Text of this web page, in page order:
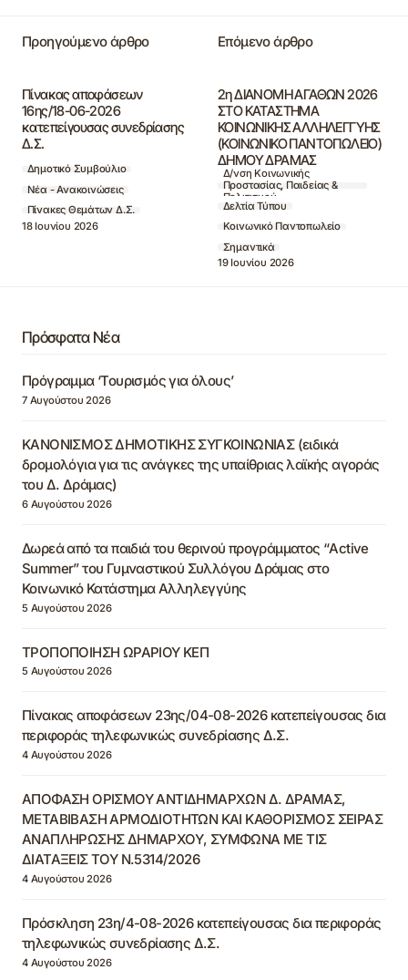
Προηγούμενο άρθρο
Πίνακας αποφάσεων
16ης/18-06-2026
κατεπείγουσας συνεδρίασης
Δ.Σ.
Δημοτικό Συμβούλιο
Νέα - Ανακοινώσεις
Πίνακες Θεμάτων Δ.Σ.
18 Ιουνίου 2026
Επόμενο άρθρο
2η ΔΙΑΝΟΜΗ ΑΓΑΘΩΝ 2026
ΣΤΟ ΚΑΤΑΣΤΗΜΑ
ΚΟΙΝΩΝΙΚΗΣ ΑΛΛΗΛΕΓΓΥΗΣ
(ΚΟΙΝΩΝΙΚΟ ΠΑΝΤΟΠΩΛΕΙΟ)
ΔΗΜΟΥ ΔΡΑΜΑΣ
Δ/νση Κοινωνικής
Προστασίας, Παιδείας &
Πολιτισμού
Δελτία Τύπου
Κοινωνικό Παντοπωλείο
Σημαντικά
19 Ιουνίου 2026
Πρόσφατα Νέα
Πρόγραμμα ‘Τουρισμός για όλους’
7 Αυγούστου 2026
ΚΑΝΟΝΙΣΜΟΣ ΔΗΜΟΤΙΚΗΣ ΣΥΓΚΟΙΝΩΝΙΑΣ (ειδικά
δρομολόγια για τις ανάγκες της υπαίθριας λαϊκής αγοράς
του Δ. Δράμας)
6 Αυγούστου 2026
Δωρεά από τα παιδιά του θερινού προγράμματος “Active
Summer” του Γυμναστικού Συλλόγου Δράμας στο
Κοινωνικό Κατάστημα Αλληλεγγύης
5 Αυγούστου 2026
ΤΡΟΠΟΠΟΙΗΣΗ ΩΡΑΡΙΟΥ ΚΕΠ
5 Αυγούστου 2026
Πίνακας αποφάσεων 23ης/04-08-2026 κατεπείγουσας δια
περιφοράς τηλεφωνικώς συνεδρίασης Δ.Σ.
4 Αυγούστου 2026
ΑΠΟΦΑΣΗ ΟΡΙΣΜΟΥ ΑΝΤΙΔΗΜΑΡΧΩΝ Δ. ΔΡΑΜΑΣ,
ΜΕΤΑΒΙΒΑΣΗ ΑΡΜΟΔΙΟΤΗΤΩΝ ΚΑΙ ΚΑΘΟΡΙΣΜΟΣ ΣΕΙΡΑΣ
ΑΝΑΠΛΗΡΩΣΗΣ ΔΗΜΑΡΧΟΥ, ΣΥΜΦΩΝΑ ΜΕ ΤΙΣ
ΔΙΑΤΑΞΕΙΣ ΤΟΥ Ν.5314/2026
4 Αυγούστου 2026
Πρόσκληση 23η/4-08-2026 κατεπείγουσας δια περιφοράς
τηλεφωνικώς συνεδρίασης Δ.Σ.
4 Αυγούστου 2026